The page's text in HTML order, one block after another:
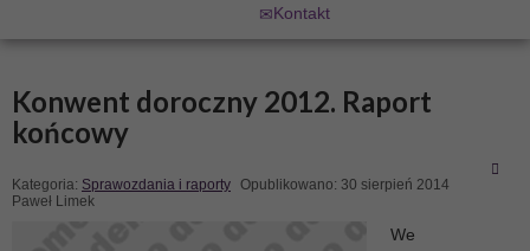
Kontakt
Konwent doroczny 2012. Raport
końcowy
Kategoria: Sprawozdania i raporty Opublikowano: 30 sierpień 2014
Paweł Limek
We